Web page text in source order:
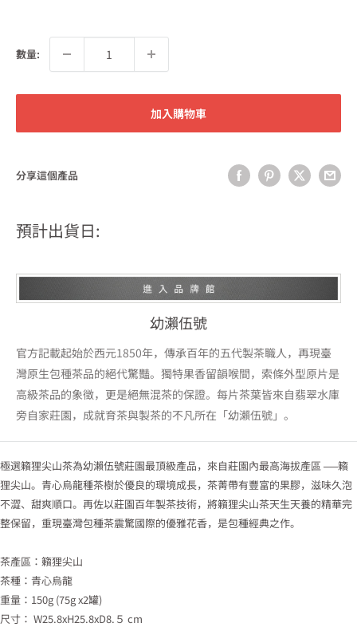
數量:
加入購物車
分享這個產品
預計出貨日:
幼瀨伍號
官方記載起始於西元1850年，傳承百年的五代製茶職人，再現臺
灣原生包種茶品的絕代驚豔。獨特果香留韻喉間，索條外型原片是
高級茶品的象徵，更是絕無混茶的保證。每片茶葉皆來自翡翠水庫
旁自家莊園，成就育茶與製茶的不凡所在「幼瀨伍號」。
極選籟狸尖山茶為幼瀨伍號莊園最頂級產品，來自莊園內最高海拔產區 ──籟
狸尖山。青心烏龍種茶樹於優良的環境成長，茶菁帶有豐富的果膠，滋味久泡
不澀、甜爽順口。再佐以莊園百年製茶技術，將籟狸尖山茶天生天養的精華完
整保留，重現臺灣包種茶震驚國際的優雅花香，是包種經典之作。
茶產區：籟狸尖山
茶種：青心烏龍
重量：150g (75g x2罐)
尺寸： W25.8xH25.8xD8.５ cm